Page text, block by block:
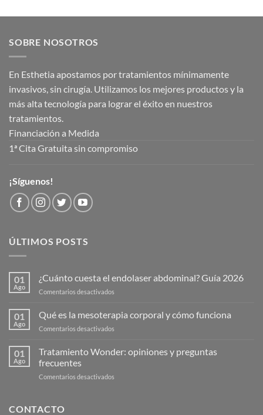
SOBRE NOSOTROS
En Esthetia apostamos por tratamientos mínimamente
invasivos, sin cirugía. Utilizamos los mejores productos y la
más alta tecnología para lograr el éxito en nuestros
tratamientos.
Financiación a Medida
1ª Cita Gratuita sin compromiso
¡Síguenos!
ÚLTIMOS POSTS
01
Ago
¿Cuánto cuesta el endolaser abdominal? Guía 2026
Comentarios desactivados
cuesta
el
Guía
01
Ago
Qué es la mesoterapia corporal y cómo funciona
Comentarios desactivados
es
la
01
Ago
Tratamiento Wonder: opiniones y preguntas
frecuentes
Comentarios desactivados
CONTACTO